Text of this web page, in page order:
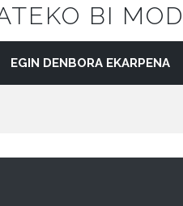
BI
EGIN DENBORA EKARPENA